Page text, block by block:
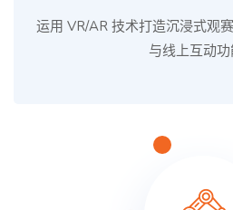
运用 VR/AR 技术打造沉浸式观
与线上互动功